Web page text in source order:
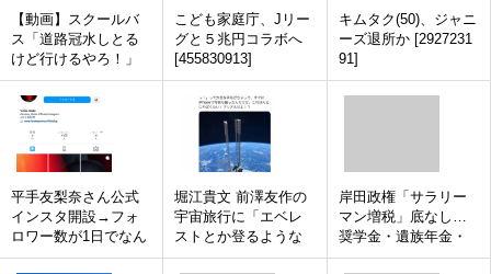
【動画】スクールバ
ス「道路冠水しとる
けど行けるやろ！」
→15人死亡
こども家庭庁、Jリー
グと５兆円コラボへ
[455830913]
キムタク(50)、ジャニ
ーズ退所か [2927231
91]
平手友梨奈さん公式
インスタ開設→フォ
ロワー数が1日でなん
と！なんと…！
堀江貴文 前澤友作の
宇宙旅行に「エベレ
ストとか登るような
もんでしょ 金さえ
岸田政権「サラリー
マン増税」底なし…
奨学金・遺族年金・
失業等給付もリスト